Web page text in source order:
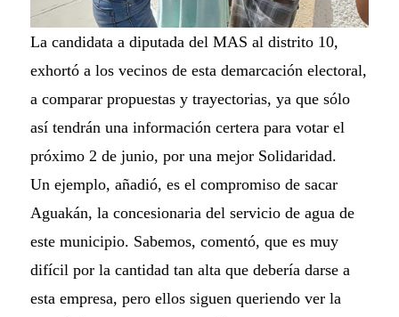
La candidata a diputada del MAS al distrito 10,
exhortó a los vecinos de esta demarcación electoral,
a comparar propuestas y trayectorias, ya que sólo
así tendrán una información certera para votar el
próximo 2 de junio, por una mejor Solidaridad.
Un ejemplo, añadió, es el compromiso de sacar
Aguakán, la concesionaria del servicio de agua de
este municipio. Sabemos, comentó, que es muy
difícil por la cantidad tan alta que debería darse a
esta empresa, pero ellos siguen queriendo ver la